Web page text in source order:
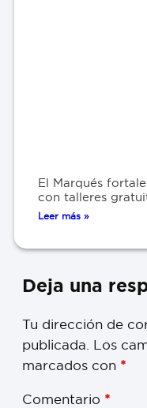
El Marqués
con talleres
Leer más »
Deja una
Tu dirección de
publicada. Los
marcados con *
Comentario *